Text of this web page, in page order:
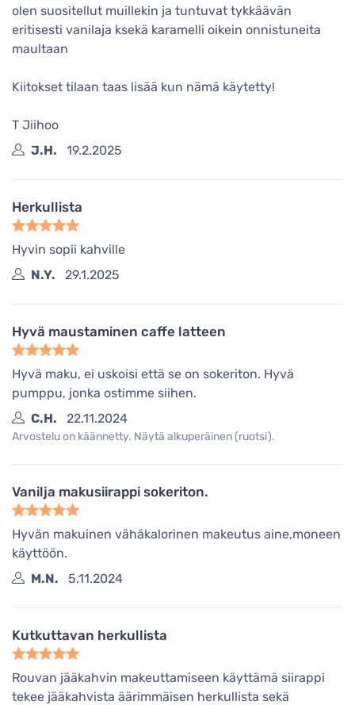
olen suositellut muillekin ja tuntuvat tykkäävän
eritisesti vanilaja ksekä karamelli oikein onnistuneita
maultaan
Kiitokset tilaan taas lisää kun nämä käytetty!
T Jiihoo
J.H.
19.2.2025
Herkullista
Hyvin sopii kahville
N.Y.
29.1.2025
Hyvä maustaminen caffe latteen
Hyvä maku, ei uskoisi että se on sokeriton. Hyvä
pumppu, jonka ostimme siihen.
C.H.
22.11.2024
Arvostelu on käännetty. Näytä alkuperäinen (ruotsi).
Vanilja makusiirappi sokeriton.
Hyvän makuinen vähäkalorinen makeutus aine,moneen
käyttöön.
M.N.
5.11.2024
Kutkuttavan herkullista
Rouvan jääkahvin makeuttamiseen käyttämä siirappi
tekee jääkahvista äärimmäisen herkullista sekä